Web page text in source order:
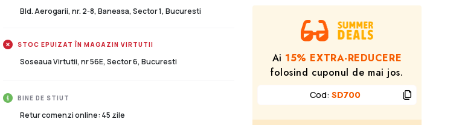
Bld. Aerogarii, nr. 2-8, Baneasa, Sector 1, Bucuresti
STOC EPUIZAT ÎN MAGAZIN VIRTUTII
Soseaua Virtutii, nr 56E, Sector 6, Bucuresti
BINE DE STIUT
Retur comenzi online: 45 zile
Ai 15% EXTRA-REDUCERE
folosind cuponul de mai jos.
Cod: SD700